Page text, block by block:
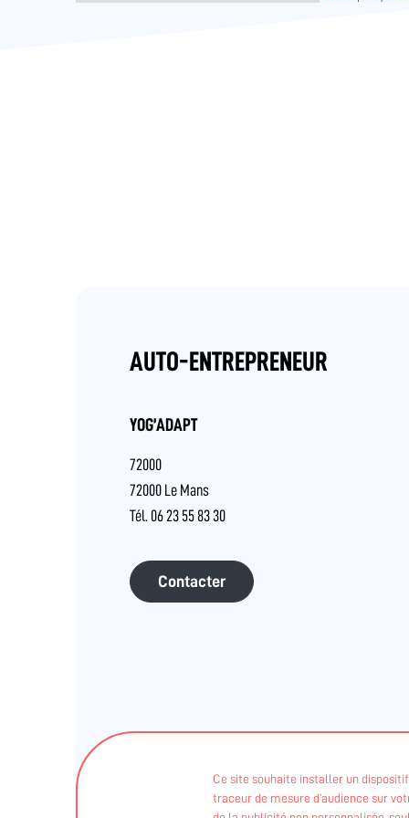
Ce site souhaite installer un dispositif
traceur de mesure d’audience sur
AUTO-ENTREPRENEUR
YOG’ADAPT
72000
72000 Le Mans
Tél. 06 23 55 83 30
Contacter
Ces informations sont validées